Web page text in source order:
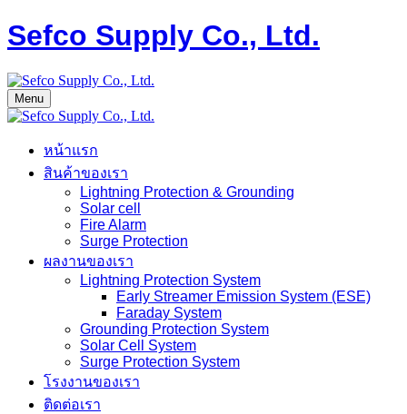
Sefco Supply Co., Ltd.
Menu
หน้าแรก
สินค้าของเรา
Lightning Protection & Grounding
Solar cell
Fire Alarm
Surge Protection
ผลงานของเรา
Lightning Protection System
Early Streamer Emission System (ESE)
Faraday System
Grounding Protection System
Solar Cell System
Surge Protection System
โรงงานของเรา
ติดต่อเรา